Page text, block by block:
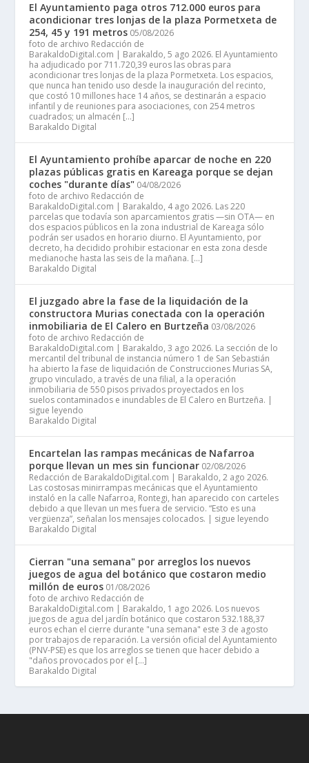
El Ayuntamiento paga otros 712.000 euros para
acondicionar tres lonjas de la plaza Pormetxeta de
254, 45 y 191 metros 05/08/2026
foto de archivo Redacción de
BarakaldoDigital.com | Barakaldo, 5 ago 2026. El Ayuntamiento
ha adjudicado por 711.720,39 euros las obras para
acondicionar tres lonjas de la plaza Pormetxeta. Los espacios,
que nunca han tenido uso desde la inauguración del recinto,
que costó 10 millones hace 14 años, se destinarán a espacio
infantil y de reuniones para asociaciones, con 254 metros
cuadrados; un almacén […]
Barakaldo Digital
El Ayuntamiento prohíbe aparcar de noche en 220
plazas públicas gratis en Kareaga porque se dejan
coches "durante días" 04/08/2026
foto de archivo Redacción de
BarakaldoDigital.com | Barakaldo, 4 ago 2026. Las 220
parcelas que todavía son aparcamientos gratis —sin OTA— en
dos espacios públicos en la zona industrial de Kareaga sólo
podrán ser usados en horario diurno. El Ayuntamiento, por
decreto, ha decidido prohibir estacionar en esta zona desde
medianoche hasta las seis de la mañana. […]
Barakaldo Digital
El juzgado abre la fase de la liquidación de la
constructora Murias conectada con la operación
inmobiliaria de El Calero en Burtzeña 03/08/2026
foto de archivo Redacción de
BarakaldoDigital.com | Barakaldo, 3 ago 2026. La sección de lo
mercantil del tribunal de instancia número 1 de San Sebastián
ha abierto la fase de liquidación de Construcciones Murias SA,
grupo vinculado, a través de una filial, a la operación
inmobiliaria de 550 pisos privados proyectados en los
suelos contaminados e inundables de El Calero en Burtzeña. |
sigue leyendo
Barakaldo Digital
Encartelan las rampas mecánicas de Nafarroa
porque llevan un mes sin funcionar 02/08/2026
Redacción de BarakaldoDigital.com | Barakaldo, 2 ago 2026.
Las costosas minirrampas mecánicas que el Ayuntamiento
instaló en la calle Nafarroa, Rontegi, han aparecido con carteles
debido a que llevan un mes fuera de servicio. “Esto es una
vergüenza”, señalan los mensajes colocados. | sigue leyendo
Barakaldo Digital
Cierran "una semana" por arreglos los nuevos
juegos de agua del botánico que costaron medio
millón de euros 01/08/2026
foto de archivo Redacción de
BarakaldoDigital.com | Barakaldo, 1 ago 2026. Los nuevos
juegos de agua del jardín botánico que costaron 532.188,37
euros echan el cierre durante "una semana" este 3 de agosto
por trabajos de reparación. La versión oficial del Ayuntamiento
(PNV-PSE) es que los arreglos se tienen que hacer debido a
"daños provocados por el […]
Barakaldo Digital